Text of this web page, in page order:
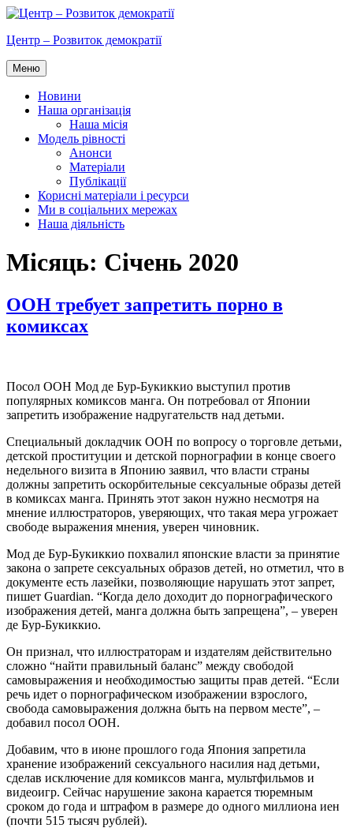
Перейти
вмісту
Центр – Розвиток демократії
Меню
Новини
Наша організація
Наша місія
Модель рівності
Анонси
Матеріали
Публікації
Корисні матеріали і ресурси
Ми в соціальних мережах
Наша діяльність
Місяць: Січень 2020
ООН требует запретить порно в
комиксах
Посол ООН Мод де Бур-Букиккио выступил против
популярных комиксов манга. Он потребовал от Японии
запретить изображение надругательств над детьми.
Специальный докладчик ООН по вопросу о торговле детьми,
детской проституции и детской порнографии в конце своего
недельного визита в Японию заявил, что власти страны
должны запретить оскорбительные сексуальные образы детей
в комиксах манга. Принять этот закон нужно несмотря на
мнение иллюстраторов, уверяющих, что такая мера угрожает
свободе выражения мнения, уверен чиновник.
Мод де Бур-Букиккио похвалил японские власти за принятие
закона о запрете сексуальных образов детей, но отметил, что в
документе есть лазейки, позволяющие нарушать этот запрет,
пишет Guardian. “Когда дело доходит до порнографического
изображения детей, манга должна быть запрещена”, – уверен
де Бур-Букиккио.
Он признал, что иллюстраторам и издателям действительно
сложно “найти правильный баланс” между свободой
самовыражения и необходимостью защиты прав детей. “Если
речь идет о порнографическом изображении взрослого,
свобода самовыражения должна быть на первом месте”, –
добавил посол ООН.
Добавим, что в июне прошлого года Япония запретила
хранение изображений сексуального насилия над детьми,
сделав исключение для комиксов манга, мультфильмов и
видеоигр. Сейчас нарушение закона карается тюремным
сроком до года и штрафом в размере до одного миллиона иен
(почти 515 тысяч рублей).